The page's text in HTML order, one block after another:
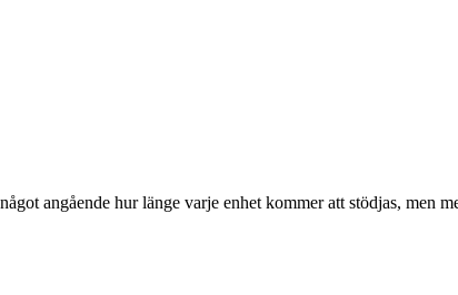
angående hur länge varje enhet kommer att stödjas, men